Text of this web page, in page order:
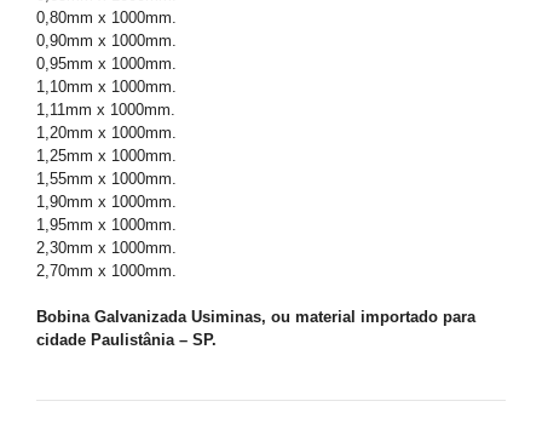
0,80mm x 1000mm.
0,90mm x 1000mm.
0,95mm x 1000mm.
1,10mm x 1000mm.
1,11mm x 1000mm.
1,20mm x 1000mm.
1,25mm x 1000mm.
1,55mm x 1000mm.
1,90mm x 1000mm.
1,95mm x 1000mm.
2,30mm x 1000mm.
2,70mm x 1000mm.
Bobina Galvanizada Usiminas, ou material importado para
cidade Paulistânia – SP.